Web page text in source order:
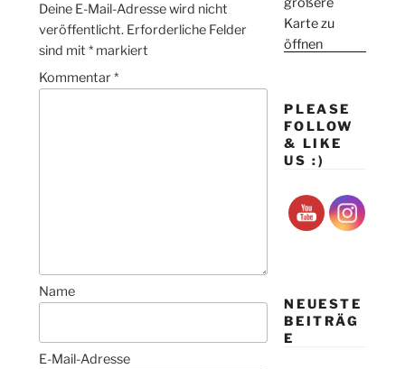
Deine E-Mail-Adresse wird nicht
veröffentlicht. Erforderliche Felder
sind mit* markiert
Kommentar*
Name
E-Mail-Adresse
PLEASE
FOLLOW
& LIKE
US :)
NEUESTE
BEITRÄG
E